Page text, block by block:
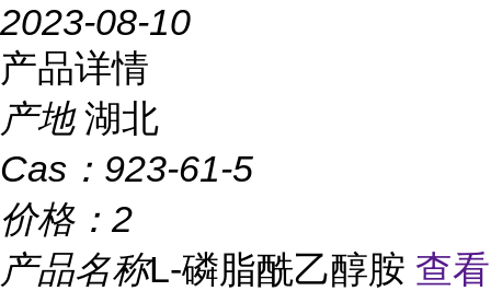
2023-08-10
产品详情
产地 湖北
Cas： 923-61-5
价格： 2
产品名称L-磷脂酰乙醇胺 查看